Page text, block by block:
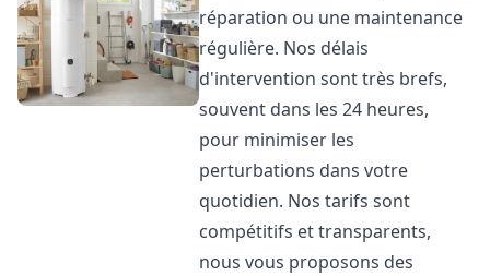
réparation ou une maintenance
régulière. Nos délais
d'intervention sont très brefs,
souvent dans les 24 heures,
pour minimiser les
perturbations dans votre
quotidien. Nos tarifs sont
compétitifs et transparents,
nous vous proposons des